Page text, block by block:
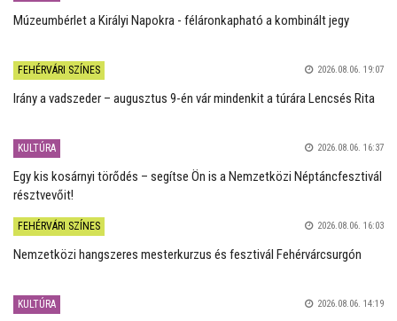
Múzeumbérlet a Királyi Napokra - féláronkapható a kombinált jegy
FEHÉRVÁRI SZÍNES 2026.08.06. 19:07
Irány a vadszeder – augusztus 9-én vár mindenkit a túrára Lencsés Rita
KULTÚRA 2026.08.06. 16:37
Egy kis kosárnyi törődés – segítse Ön is a Nemzetközi Néptáncfesztivál
résztvevőit!
FEHÉRVÁRI SZÍNES 2026.08.06. 16:03
Nemzetközi hangszeres mesterkurzus és fesztivál Fehérvárcsurgón
KULTÚRA 2026.08.06. 14:19